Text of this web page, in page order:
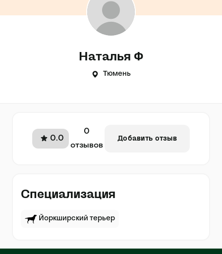
Наталья Ф
Тюмень
0.0
0
отзывов
Добавить отзыв
Специализация
Йоркширский терьер